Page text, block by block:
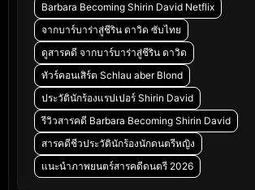
Barbara Becoming Shirin David Netflix
จากบาร์บาร่าสู่ชีริน ดาวิด ซับไทย
ดูสารคดี จากบาร์บาร่าสู่ชีริน ดาวิด
ทัวร์คอนเสิร์ต Schlau aber Blond
ประวัตินักร้องแรปเปอร์ Shirin David
รีวิวสารคดี Barbara Becoming Shirin David
สารคดีชีวประวัตินักร้องนักดนตรีหญิง
แนะนำภาพยนตร์สารคดีดนตรี 2026